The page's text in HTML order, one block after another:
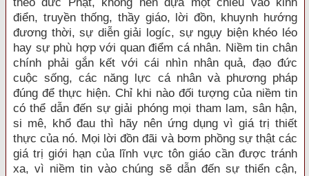
điển, truyền thống, thầy giáo, lời đồn, khuynh hướng
đương thời, sự diễn giải logíc, sự ngụy biện khéo léo
hay sự phù hợp với quan điểm cá nhân. Niềm tin chân
chính phải gắn kết với cái nhìn nhân quả, đạo đức
cuộc sống, các năng lực cá nhân và phương pháp
đúng để thực hiện. Chỉ khi nào đối tượng của niềm tin
có thể dẫn đến sự giải phóng mọi tham lam, sân hận,
si mê, khổ đau thì hãy nên ứng dụng vì giá trị thiết
thực của nó. Mọi lời đồn đãi và bơm phồng sự thật các
giá trị giới hạn của lĩnh vực tôn giáo cần được tránh
xa, vì niềm tin vào chúng sẽ dẫn đến sự thiển cận,